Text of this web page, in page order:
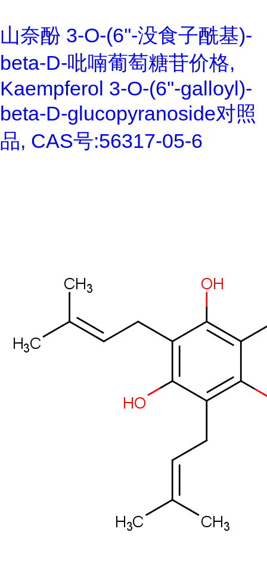
山奈酚 3-O-(6''-没食子酰基)-
beta-D-吡喃葡萄糖苷价格,
Kaempferol 3-O-(6''-galloyl)-
beta-D-glucopyranoside对照
品, CAS号:56317-05-6